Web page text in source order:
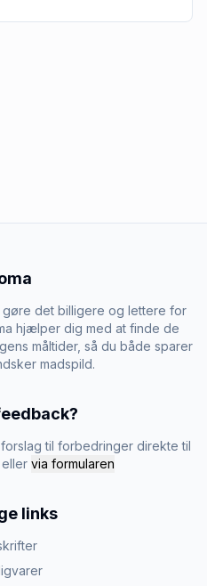
gøre det billigere og lettere for
hjælper dig med at finde de
måltider, så du både sparer
madspild.
til forbedringer direkte til
eller via formularen
links